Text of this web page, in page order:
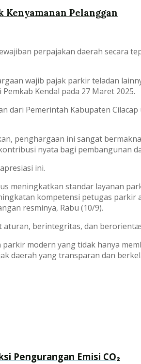
Pelanggan
perpajakan daerah secara
wajib pajak parkir teladan
Kendal pada 27 Maret 2025.
dari Pemerintah Kabupaten
penghargaan ini sangat
nyata bagi pembangunan
ini.
meningkatkan standar layanan
kompetensi petugas parkir
resminya, Rabu (10/9).
aturan, berintegritas, dan
modern yang tidak hanya
daerah yang transparan dan
Pengurangan Emisi CO₂